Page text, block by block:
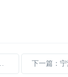
管理暂行办法》的通知